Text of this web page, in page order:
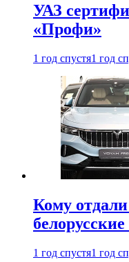
УАЗ
«Профи»
1 год спустя1 год
Кому
1 год спустя1 год